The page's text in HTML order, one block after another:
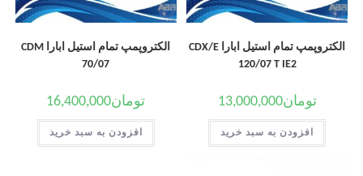
الکتروپمپ تمام استیل ابارا CDX/E
120/07 T IE2
تومان13,000,000
افزودن به سبد خرید
الکتروپمپ تمام استیل ابارا CDM
70/07
تومان16,400,000
افزودن به سبد خرید